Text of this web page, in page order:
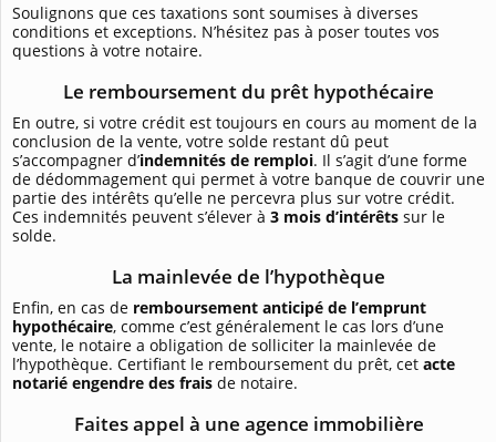
Soulignons que ces taxations sont soumises à diverses
conditions et exceptions. N’hésitez pas à poser toutes vos
questions à votre notaire.
Le remboursement du prêt hypothécaire
En outre, si votre crédit est toujours en cours au moment de la
conclusion de la vente, votre solde restant dû peut
s’accompagner d’indemnités de remploi. Il s’agit d’une forme
de dédommagement qui permet à votre banque de couvrir une
partie des intérêts qu’elle ne percevra plus sur votre crédit.
Ces indemnités peuvent s’élever à 3 mois d’intérêts sur le
solde.
La mainlevée de l’hypothèque
Enfin, en cas de remboursement anticipé de l’emprunt
hypothécaire, comme c’est généralement le cas lors d’une
vente, le notaire a obligation de solliciter la mainlevée de
l’hypothèque. Certifiant le remboursement du prêt, cet acte
notarié engendre des frais de notaire.
Faites appel à une agence immobilière